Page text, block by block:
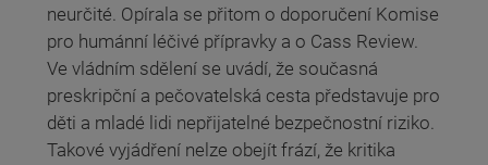
neurčité. Opírala se přitom o doporučení Komise
pro humánní léčivé přípravky a o Cass Review.
Ve vládním sdělení se uvádí, že současná
preskripční a pečovatelská cesta představuje pro
děti a mladé lidi nepřijatelné bezpečnostní riziko.
Takové vyjádření nelze obejít frází, že kritika